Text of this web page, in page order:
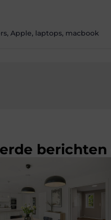
, Apple, laptops, macbook
berichten